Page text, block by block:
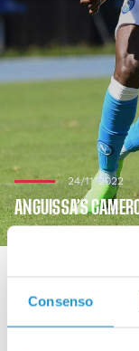
Consenso
24/11/2022
ANGUISSA’S